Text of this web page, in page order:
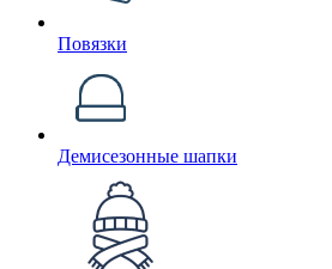
Повязки
Демисезонные шапки